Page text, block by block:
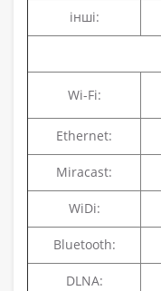
інші:
Wi-Fi:
Ethernet:
Miracast:
WiDi:
Bluetooth:
DLNA: